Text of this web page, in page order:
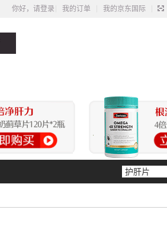
你好，请登录 我的订单 我的京东国际